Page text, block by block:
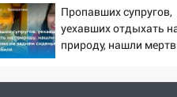
Пропавших супругов,
уехавших отдыхать
природу, нашли